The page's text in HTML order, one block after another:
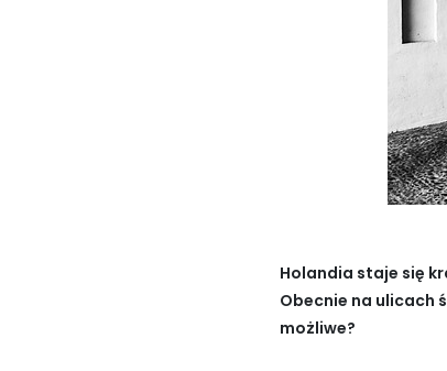
Holandia staje się
Obecnie na ulicach
możliwe?